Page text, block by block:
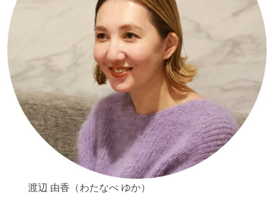
渡辺 由香（わたなべ ゆか）